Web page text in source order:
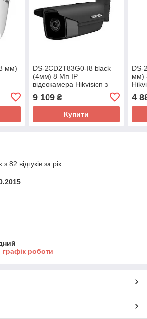
мм)
DS-2CD2T83G0-I8 black
(4мм) 8 Мп IP
відеокамера Hikvision з
детектором обличчя
9 109₴
Купити
DS-
мм)
4
82 відгуків за рік
графік роботи